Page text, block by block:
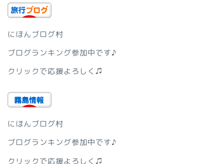
にほんブログ村
ブログランキング参加中です♪
クリックで応援よろしく♫
にほんブログ村
ブログランキング参加中です♪
クリックで応援よろしく♫